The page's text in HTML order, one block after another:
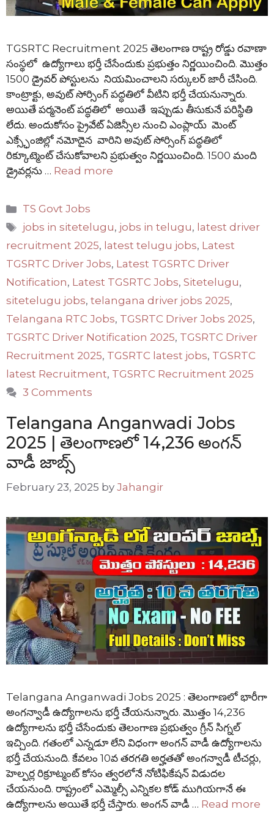
TGSRTC Recruitment 2025 తెలంగాణ రాష్ట్ర రోడ్డు రవాణా
సంస్థలో ఉద్యోగాలు భర్తీ చేసేందుకు ప్రభుత్తం నిర్ణయించింది. మొత్తం
1500 డ్రైవర్ పోస్టులను నియమించాలని సర్కులర్ జారీ చేసింది.
కాంట్రాక్టు, అవుట్ సోర్సింగ్ పద్ధతిలో వీటిని భర్తీ చేయనున్నారు.
అయితే పర్మనెంట్ పద్ధతిలో అయితే ఇప్పుడు తీసుకునే పరిస్థితి
లేదు. అందుకోసం ప్రైవేట్ ఏజెన్సీల నుంచి ఎంప్లాయ్ మెంట్
ఎక్స్ఛేంజిల్లో నమోదైన వారిని అవుట్ సోర్సింగ్ పద్ధతిలో
రిక్కూట్మెంట్ చేసుకోవాలని ప్రభుత్వం నిర్ణయించింది. 1500 మంది
డ్రైవర్లను … Read more
Categories
TS Govt Jobs
Tags
jobs in sitetelugu, jobs in telugu, latest driver
recruitment 2025, latest telugu jobs, Latest
TGSRTC Driver Jobs, Latest TGSRTC Driver
Notification, Latest TGSRTC Jobs, Sitetelugu,
sitetelugu jobs, telangana driver jobs 2025,
Telangana RTC Jobs, TGSRTC Driver Jobs 2025,
TGSRTC Driver Notification 2025, TGSRTC Driver
Recruitment 2025, TGSRTC latest jobs, TGSRTC
latest Recruitment, TGSRTC Recruitment 2025
3 Comments
Telangana Anganwadi Jobs
2025 | తెలంగాణలో 14,236 అంగన్
వాడీ జాబ్స్
February 23, 2025 by Jahangir
Telangana Anganwadi Jobs 2025 : తెలంగాణలో భారీగా
అంగన్వాడీ ఉద్యోగాలను భర్తీ చేేయనున్నారు. మొత్తం 14,236
ఉద్యోగాలను భర్తీ చేసేందుకు తెలంగాణ ప్రభుత్వం గ్రీన్ సిగ్నల్
ఇచ్చింది. గతంలో ఎన్నడూ లేని విధంగా అంగన్ వాడీ ఉద్యోగాలను
భర్తీ చేయనుంది. కేవలం 10వ తరగతి అర్హతతో అంగన్వాడీ టీచర్లు,
హెల్పర్ల రిక్రూట్మంట్ కోసం త్వరలోనే నోటిఫికేషన్ విడుదల
చేయనుంది. రాష్ట్రంలో ఎమ్మెల్సీ ఎన్నికల కోడ్ ముగియగానే ఈ
ఉద్యోగాలను అయితే భర్తీ చేస్తారు. అంగన్ వాడీ … Read more